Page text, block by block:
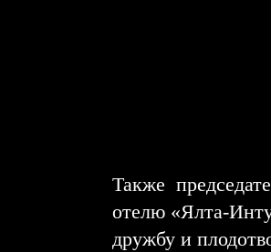
Также
отелю «Ялта-
дружбу и